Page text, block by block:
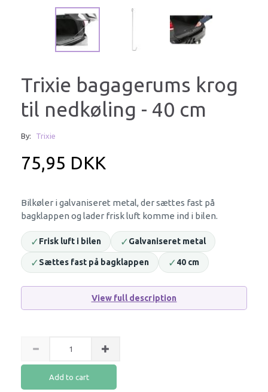
Trixie bagagerums krog
til nedkøling - 40 cm
By: Trixie
75,95 DKK
Bilkøler i galvaniseret metal, der sættes fast på
bagklappen og lader frisk luft komme ind i bilen.
✓Frisk luft i bilen ✓Galvaniseret metal
✓Sættes fast på bagklappen ✓40 cm
View full description
Add to cart